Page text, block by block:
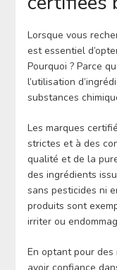
Lorsque vous
est essentiel
Pourquoi ? Parce
l’utilisation
substances
Les marques
strictes et à des
qualité et de la
des ingrédients
sans pesticides ni
produits sont
irriter ou
En optant pour des